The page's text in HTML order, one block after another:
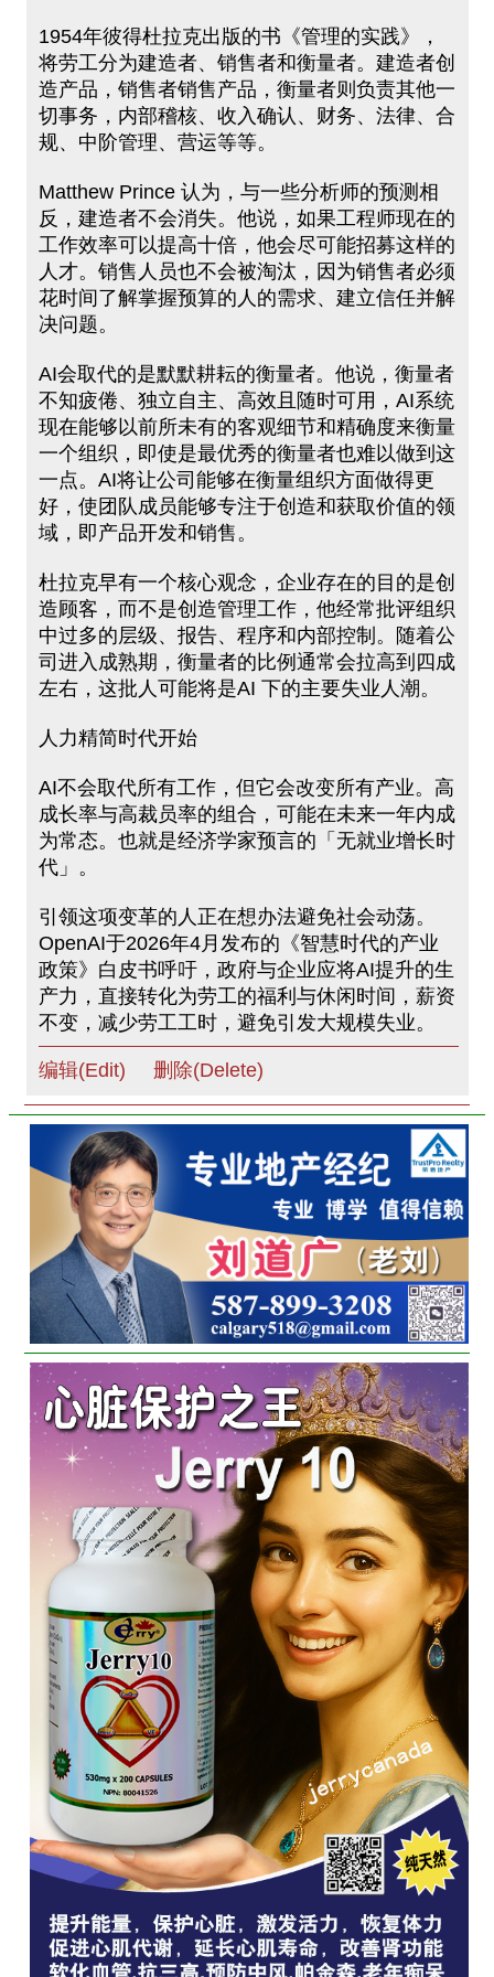
1954年彼得杜拉克出版的书《管理的实践》，
将劳工分为建造者、销售者和衡量者。建造者创
造产品，销售者销售产品，衡量者则负责其他一
切事务，内部稽核、收入确认、财务、法律、合
规、中阶管理、营运等等。
Matthew Prince 认为，与一些分析师的预测相
反，建造者不会消失。他说，如果工程师现在的
工作效率可以提高十倍，他会尽可能招募这样的
人才。销售人员也不会被淘汰，因为销售者必须
花时间了解掌握预算的人的需求、建立信任并解
决问题。
AI会取代的是默默耕耘的衡量者。他说，衡量者
不知疲倦、独立自主、高效且随时可用，AI系统
现在能够以前所未有的客观细节和精确度来衡量
一个组织，即使是最优秀的衡量者也难以做到这
一点。AI将让公司能够在衡量组织方面做得更
好，使团队成员能够专注于创造和获取价值的领
域，即产品开发和销售。
杜拉克早有一个核心观念，企业存在的目的是创
造顾客，而不是创造管理工作，他经常批评组织
中过多的层级、报告、程序和内部控制。随着公
司进入成熟期，衡量者的比例通常会拉高到四成
左右，这批人可能将是AI 下的主要失业人潮。
人力精简时代开始
AI不会取代所有工作，但它会改变所有产业。高
成长率与高裁员率的组合，可能在未来一年内成
为常态。也就是经济学家预言的「无就业增长时
代」。
引领这项变革的人正在想办法避免社会动荡。
OpenAI于2026年4月发布的《智慧时代的产业
政策》白皮书呼吁，政府与企业应将AI提升的生
产力，直接转化为劳工的福利与休闲时间，薪资
不变，减少劳工工时，避免引发大规模失业。
编辑(Edit) 删除(Delete)